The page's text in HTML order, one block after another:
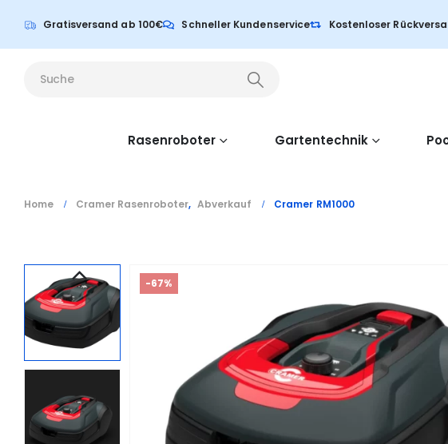
Gratisversand ab 100€ Schneller Kundenservice Kostenloser
Rasenroboter Gartentechnik
Home Cramer Rasenroboter, Abverkauf Cramer RM1000
-67%